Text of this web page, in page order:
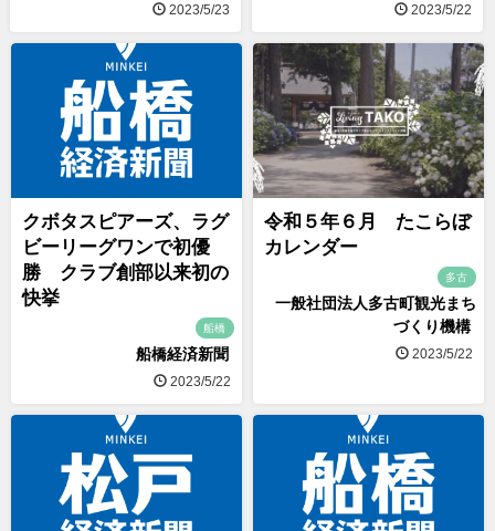
2023/5/23 2023/5/22
クボタスピアーズ、ラグ
ビーリーグワンで初優
勝 クラブ創部以来初の
快挙
船橋
船橋経済新聞
2023/5/22
令和５年６月 たこらぼ
カレンダー
多古
一般社団法人多古町観光まち
づくり機構
2023/5/22